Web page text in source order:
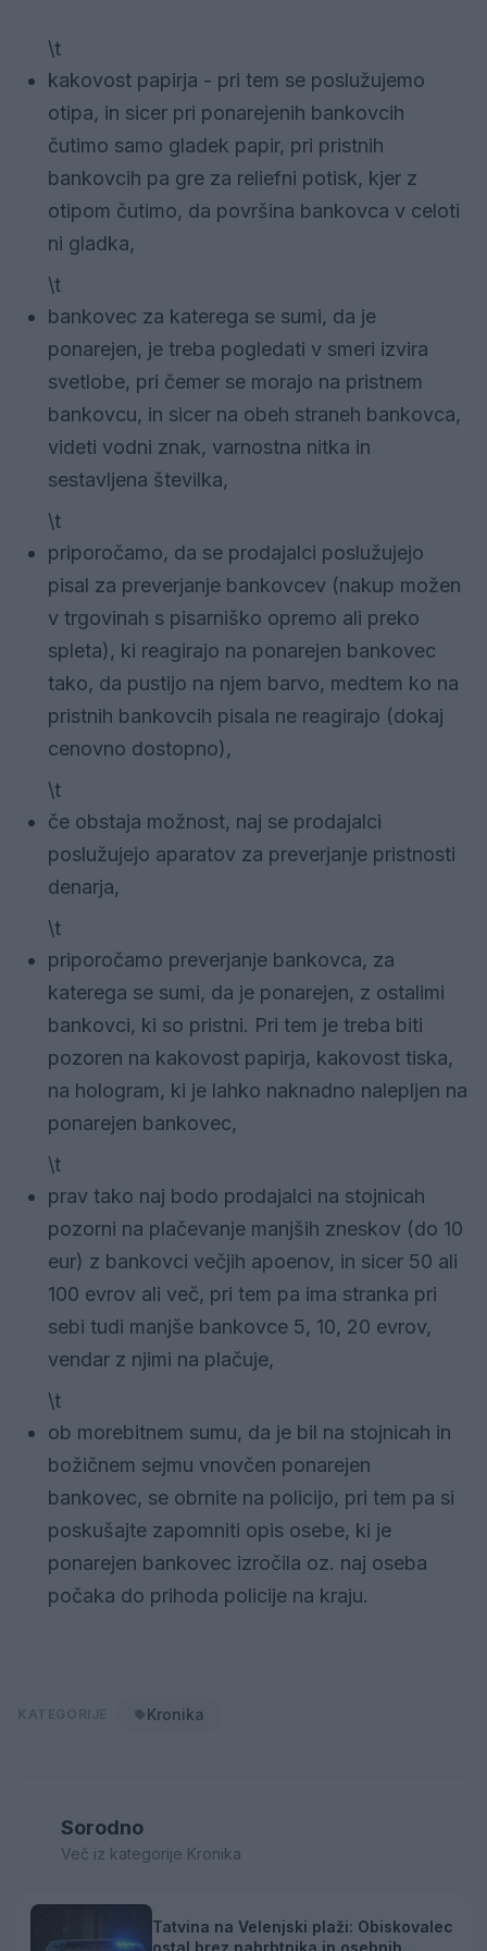
\t
kakovost papirja - pri tem se poslužujemo
otipa, in sicer pri ponarejenih bankovcih
čutimo samo gladek papir, pri pristnih
bankovcih pa gre za reliefni potisk, kjer z
otipom čutimo, da površina bankovca v celoti
ni gladka,
\t
bankovec za katerega se sumi, da je
ponarejen, je treba pogledati v smeri izvira
svetlobe, pri čemer se morajo na pristnem
bankovcu, in sicer na obeh straneh bankovca,
videti vodni znak, varnostna nitka in
sestavljena številka,
\t
priporočamo, da se prodajalci poslužujejo
pisal za preverjanje bankovcev (nakup možen
v trgovinah s pisarniško opremo ali preko
spleta), ki reagirajo na ponarejen bankovec
tako, da pustijo na njem barvo, medtem ko na
pristnih bankovcih pisala ne reagirajo (dokaj
cenovno dostopno),
\t
če obstaja možnost, naj se prodajalci
poslužujejo aparatov za preverjanje pristnosti
denarja,
\t
priporočamo preverjanje bankovca, za
katerega se sumi, da je ponarejen, z ostalimi
bankovci, ki so pristni. Pri tem je treba biti
pozoren na kakovost papirja, kakovost tiska,
na hologram, ki je lahko naknadno nalepljen na
ponarejen bankovec,
\t
prav tako naj bodo prodajalci na stojnicah
pozorni na plačevanje manjših zneskov (do 10
eur) z bankovci večjih apoenov, in sicer 50 ali
100 evrov ali več, pri tem pa ima stranka pri
sebi tudi manjše bankovce 5, 10, 20 evrov,
vendar z njimi na plačuje,
\t
ob morebitnem sumu, da je bil na stojnicah in
božičnem sejmu vnovčen ponarejen
bankovec, se obrnite na policijo, pri tem pa si
poskušajte zapomniti opis osebe, ki je
ponarejen bankovec izročila oz. naj oseba
počaka do prihoda policije na kraju.
Kronika
Sorodno
Več iz kategorije Kronika
Tatvina na Velenjski plaži: Obiskovalec
ostal brez nahrbtnika in osebnih